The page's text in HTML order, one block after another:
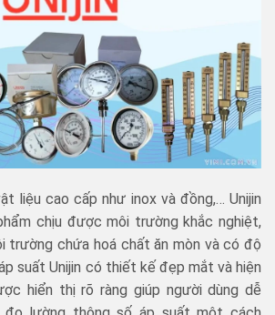
liệu cao cấp như inox và đồng,… Unijin
chịu được môi trường khắc nghiệt,
trường chứa hoá chất ăn mòn và có độ
suất Unijin có thiết kế đẹp mắt và hiện
hiển thị rõ ràng giúp người dùng dễ